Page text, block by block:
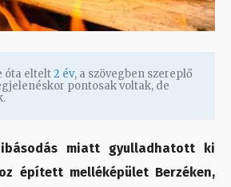
óta eltelt2 év, a szövegben szereplő
pontosak voltak, de
miatt gyulladhatott ki
épített melléképület Berzéken,